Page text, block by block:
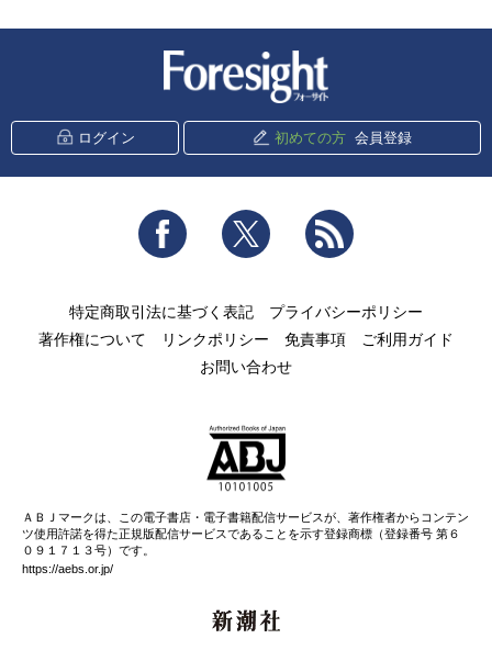
ログイン 初めての方 会員登録
Facebook Twitter
特定商取引法に基づく表記
プライバシーポリシー
著作権について
リンクポリシー 免責事項
ご利用ガイド
お問い合わせ
ＡＢＪマークは、この電子書店・電子書籍配信サービスが、著作権者からコンテン
ツ使用許諾を得た正規版配信サービスであることを示す登録商標（登録番号 第６
０９１７１３号）です。
https://aebs.or.jp/